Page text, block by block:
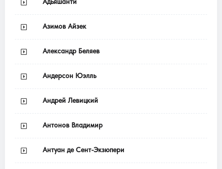
Азимов Айзек
Александр Беляев
Андерсон Юэлль
Андрей Левицкий
Антонов Владимир
Антуан де Сент-Экзюпери